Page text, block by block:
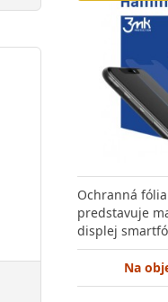
Ochranná
predstavuje
displej
Na